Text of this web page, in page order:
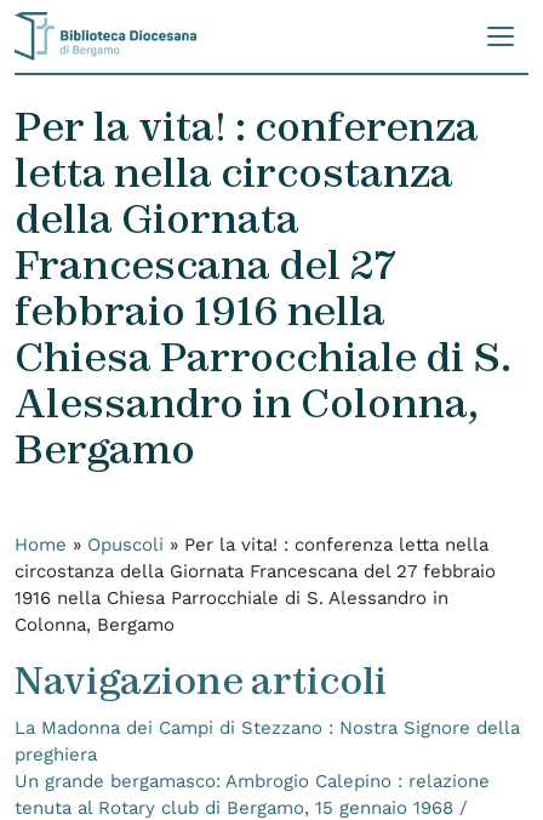
Skip to content
Per la vita! : conferenza
letta nella circostanza
della Giornata
Francescana del 27
febbraio 1916 nella
Chiesa Parrocchiale di S.
Alessandro in Colonna,
Bergamo
Home » Opuscoli » Per la vita! : conferenza letta nella
circostanza della Giornata Francescana del 27 febbraio
1916 nella Chiesa Parrocchiale di S. Alessandro in
Colonna, Bergamo
Navigazione articoli
La Madonna dei Campi di Stezzano : Nostra Signore della
preghiera
Un grande bergamasco: Ambrogio Calepino : relazione
tenuta al Rotary club di Bergamo, 15 gennaio 1968 /